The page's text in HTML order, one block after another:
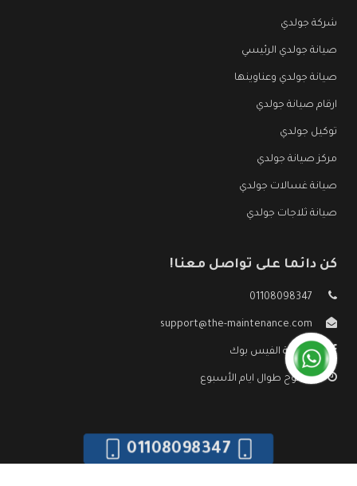
شركة جولدي
صيانة جولدي الرئيسي
صيانة جولدي وعناوينها
ارقام صيانة جولدي
توكيل جولدي
مركز صيانة جولدي
صيانة غسالات جولدي
صيانة ثلاجات جولدي
كن دائما على تواصل معنا!
01108098347
support@the-maintenance.com
صفحة الفيس بوك
مفتوح طوال ايام الأسبوع
01108098347